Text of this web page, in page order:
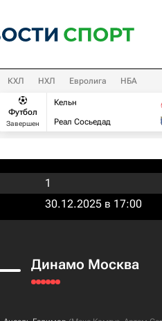
КХЛ НХЛ Евролига НБА
Футбол
Завершен
Кельн
Реал Сосьедад
1
30.12.2025 в 17:00
Динамо Москва